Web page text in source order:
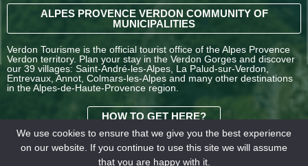
ALPES PROVENCE VERDON COMMUNITY OF
MUNICIPALITIES
Verdon Tourisme is the official tourist office of the Alpes Provence
Verdon territory. Plan your stay in the Verdon Gorges and discover
our 39 villages: Saint-André-les-Alpes, La Palud-sur-Verdon,
Entrevaux, Annot, Colmars-les-Alpes and many other destinations
in the Alpes-de-Haute-Provence region.
HOW TO GET HERE?
TERMS AND
We use cookies to ensure that we give you the best experience
on our website. If you continue to use this site we will assume
that you are happy with it.